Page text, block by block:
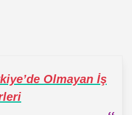
Olmayan İş